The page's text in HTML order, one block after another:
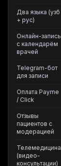
Два языка (узб
+ рус)
Онлайн-запись
с календарём
врачей
Telegram-бот
для записи
Оплата Payme
/ Click
Отзывы
пациентов с
модерацией
Телемедицина
(видео-
консультации)